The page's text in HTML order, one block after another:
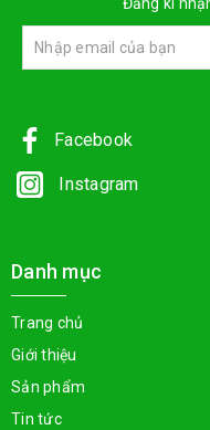
Đăng kí
Facebook
Instagram
Danh mục
Trang chủ
Giới thiệu
Sản phẩm
Tin tức